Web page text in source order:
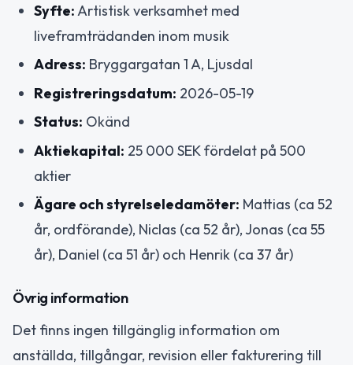
Syfte:Artistisk verksamhet med
liveframträdanden inom musik
Adress: Bryggargatan 1 A, Ljusdal
Registreringsdatum: 2026-05-19
Status: Okänd
Aktiekapital: 25 000 SEK fördelat på 500
aktier
Ägare och styrelseledamöter: Mattias (ca 52
år, ordförande), Niclas (ca 52 år), Jonas (ca 55
år), Daniel (ca 51 år) och Henrik (ca 37 år)
Övrig information
Det finns ingen tillgänglig information om
anställda, tillgångar, revision eller fakturering till